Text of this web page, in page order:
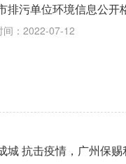
排污单位环境信息公开
间：2022-07-12
城 抗击疫情，广州保